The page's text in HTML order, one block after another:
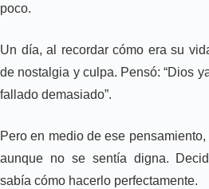
poco.
Un día, al recordar cómo era su
de nostalgia y culpa. Pensó: “Dios
fallado demasiado”.
Pero en medio de ese
aunque no se sentía digna.
sabía cómo hacerlo perfectamente.